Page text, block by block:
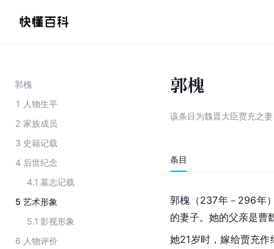
郭槐
1 人物生平
2 家族成员
3 史籍记载
4 后世纪念
4.1 墓志记载
5 艺术形象
5.1 影视形象
6 人物评价
郭槐
该条目为魏晋大臣贾充之妻
条目
郭槐（237年－296年
的妻子。她的父亲是曹
她21岁时，嫁给贾充